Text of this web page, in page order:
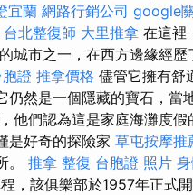
宜蘭 網路行銷公司 google
台北整復師 大里推拿 在這裡
城市之一，在西方邊緣經歷
證 推拿價格 儘管它擁有舒
然是一個隱藏的寶石，當
他們認為這是家庭海灘度
是好奇的探險家 草屯按摩推
。 推拿 整復 台胞證 照片
，該俱樂部於1957年正式開